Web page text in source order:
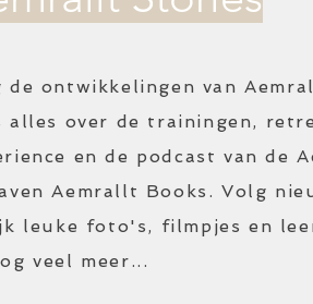
de ontwikkelingen van
alles over de trainingen,
en de podcast van de
Aemrallt Books. Volg
leuke foto's, filmpjes en
veel meer...